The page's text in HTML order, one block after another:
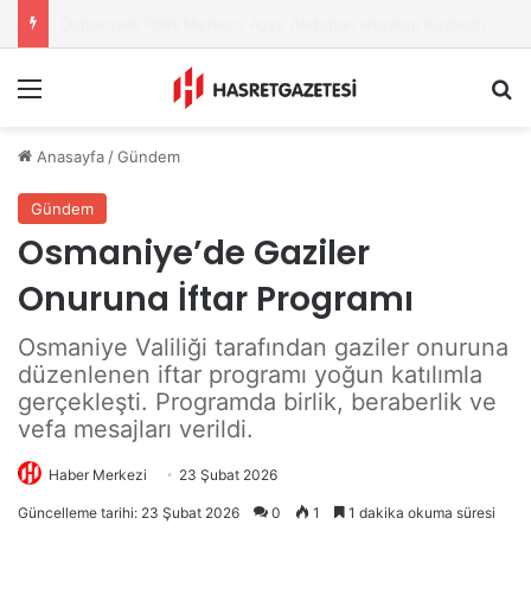
Anasayfa /Gündem
Gündem
Osmaniye’de Gaziler
Onuruna İftar Programı
Osmaniye Valiliği tarafından gaziler onuruna
düzenlenen iftar programı yoğun katılımla
gerçekleşti. Programda birlik, beraberlik ve
vefa mesajları verildi.
Haber Merkezi 23 Şubat 2026
Güncelleme tarihi: 23 Şubat 2026 0 1 1 dakika okuma süresi